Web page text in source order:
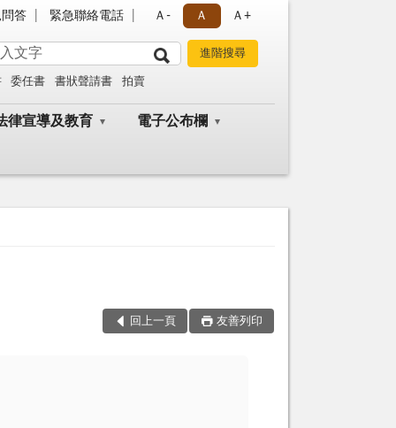
答 緊急聯絡電話 Ａ- Ａ Ａ+
委任書 書狀聲請書 拍賣
律宣導及教育 電子公布欄
回上一頁 友善列印